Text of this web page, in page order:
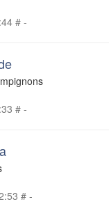
# -
# -
# -